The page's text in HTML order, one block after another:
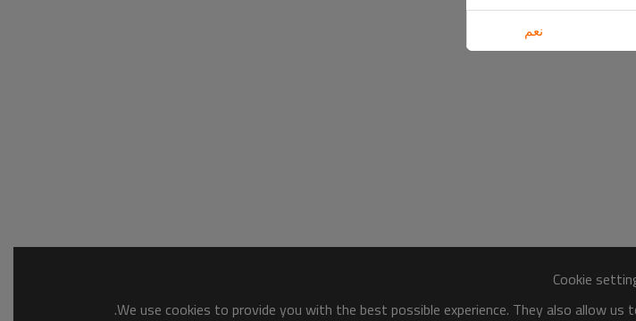
Cookie
We use cookies to provide you with the best possible experience. They also allow
نعم